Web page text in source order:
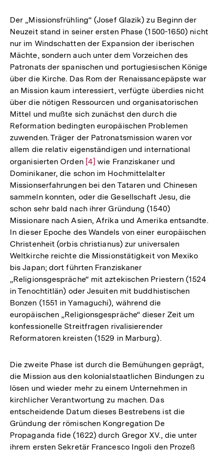
Der „Missionsfrühling“ (Josef Glazik) zu Beginn der
Neuzeit stand in seiner ersten Phase (1500-1650) nicht
nur im Windschatten der Expansion der iberischen
Mächte, sondern auch unter dem Vorzeichen des
Patronats der spanischen und portugiesischen Könige
über die Kirche. Das Rom der Renaissancepäpste war
an Mission kaum interessiert, verfügte überdies nicht
über die nötigen Ressourcen und organisatorischen
Mittel und mußte sich zunächst den durch die
Reformation bedingten europäischen Problemen
zuwenden. Träger der Patronatsmission waren vor
allem die relativ eigenständigen und international
organisierten Orden Zur
Auflösung
der
Fußnote
[4] wie Franziskaner und
Dominikaner, die schon im Hochmittelalter
Missionserfahrungen bei den Tataren und Chinesen
sammeln konnten, oder die Gesellschaft Jesu, die
schon sehr bald nach ihrer Gründung (1540)
Missionare nach Asien, Afrika und Amerika entsandte.
In dieser Epoche des Wandels von einer europäischen
Christenheit (orbis christianus) zur universalen
Weltkirche reichte die Missionstätigkeit von Mexiko
bis Japan; dort führten Franziskaner
„Religionsgespräche“ mit aztekischen Priestern (1524
in Tenochtitlän) oder Jesuiten mit buddhistischen
Bonzen (1551 in Yamaguchi), während die
europäischen „Religionsgespräche“ dieser Zeit um
konfessionelle Streitfragen rivalisierender
Reformatoren kreisten (1529 in Marburg).
Die zweite Phase ist durch die Bemühungen geprägt,
die Mission aus den kolonialstaatlichen Bindungen zu
lösen und wieder mehr zu einem Unternehmen in
kirchlicher Verantwortung zu machen. Das
entscheidende Datum dieses Bestrebens ist die
Gründung der römischen Kongregation De
Propaganda fide (1622) durch Gregor XV., die unter
ihrem ersten Sekretär Francesco Ingoli den Prozeß